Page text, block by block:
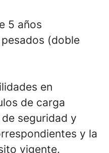
5 años
(doble
en
de carga
seguridad y
y la
vigente.